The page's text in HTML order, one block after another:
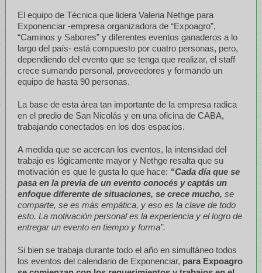
El equipo de Técnica que lidera Valeria Nethge para
Exponenciar -empresa organizadora de “Expoagro”,
“Caminos y Sabores” y diferentes eventos ganaderos a lo
largo del país- está compuesto por cuatro personas, pero,
dependiendo del evento que se tenga que realizar, el staff
crece sumando personal, proveedores y formando un
equipo de hasta 90 personas.
La base de esta área tan importante de la empresa radica
en el predio de San Nicolás y en una oficina de CABA,
trabajando conectados en los dos espacios.
A medida que se acercan los eventos, la intensidad del
trabajo es lógicamente mayor y Nethge resalta que su
motivación es que le gusta lo que hace: “Cada día que se
pasa en la previa de un evento conocés y captás un
enfoque diferente de situaciones, se crece mucho, se
comparte, se es más empática, y eso es la clave de todo
esto. La motivación personal es la experiencia y el logro de
entregar un evento en tiempo y forma”.
Si bien se trabaja durante todo el año en simultáneo todos
los eventos del calendario de Exponenciar, para Expoagro